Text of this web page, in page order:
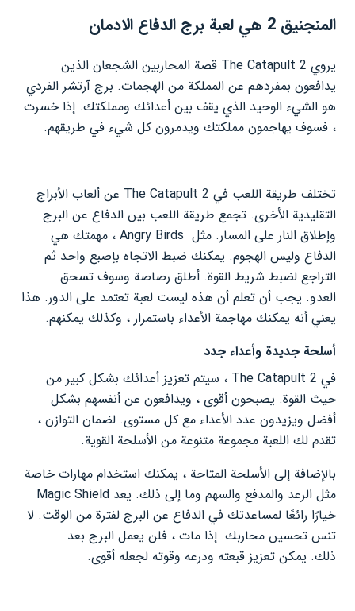
المنجنيق 2 هي لعبة برج الدفاع الادمان
يروي The Catapult 2 قصة المحاربين الشجعان الذين
يدافعون بمفردهم عن المملكة من الهجمات. برج آرتشر الفردي
هو الشيء الوحيد الذي يقف بين أعدائك ومملكتك. إذا خسرت
، فسوف يهاجمون مملكتك ويدمرون كل شيء في طريقهم.
تختلف طريقة اللعب في The Catapult 2 عن ألعاب الأبراج
التقليدية الأخرى. تجمع طريقة اللعب بين الدفاع عن البرج
وإطلاق النار على المسار. مثل Angry Birds ، مهمتك هي
الدفاع وليس الهجوم. يمكنك ضبط الاتجاه بإصبع واحد ثم
التراجع لضبط شريط القوة. أطلق رصاصة وسوف تسحق
العدو. يجب أن تعلم أن هذه ليست لعبة تعتمد على الدور. هذا
يعني أنه يمكنك مهاجمة الأعداء باستمرار ، وكذلك يمكنهم.
أسلحة جديدة وأعداء جدد
في The Catapult 2 ، سيتم تعزيز أعدائك بشكل كبير من
حيث القوة. يصبحون أقوى ، ويدافعون عن أنفسهم بشكل
أفضل ويزيدون عدد الأعداء مع كل مستوى. لضمان التوازن ،
تقدم لك اللعبة مجموعة متنوعة من الأسلحة القوية.
بالإضافة إلى الأسلحة المتاحة ، يمكنك استخدام مهارات خاصة
مثل الرعد والمدفع والسهم وما إلى ذلك. يعد Magic Shield
خيارًا رائعًا لمساعدتك في الدفاع عن البرج لفترة من الوقت. لا
تنس تحسين محاربك. إذا مات ، فلن يعمل البرج بعد
ذلك. يمكن تعزيز قبعته ودرعه وقوته لجعله أقوى.